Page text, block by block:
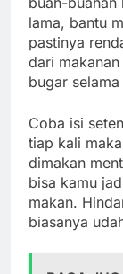
lama, bantu
pastinya
dari
bugar
Coba isi
tiap kali
dimakan
bisa kamu
makan.
biasanya